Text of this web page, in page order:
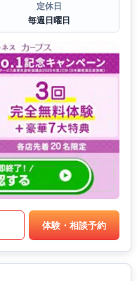
定休日
毎週日曜日
体験・相談予約